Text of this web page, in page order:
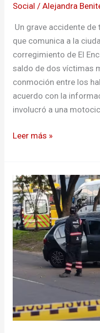
Social /Alejandra
Un grave accidente
que comunica a la
corregimiento de El
saldo de dos víctimas
conmoción entre los
acuerdo con la
involucró a una
Leer más »
Una
mujer
y
su
bebé
murieron
en
extraño
en
Bogotá